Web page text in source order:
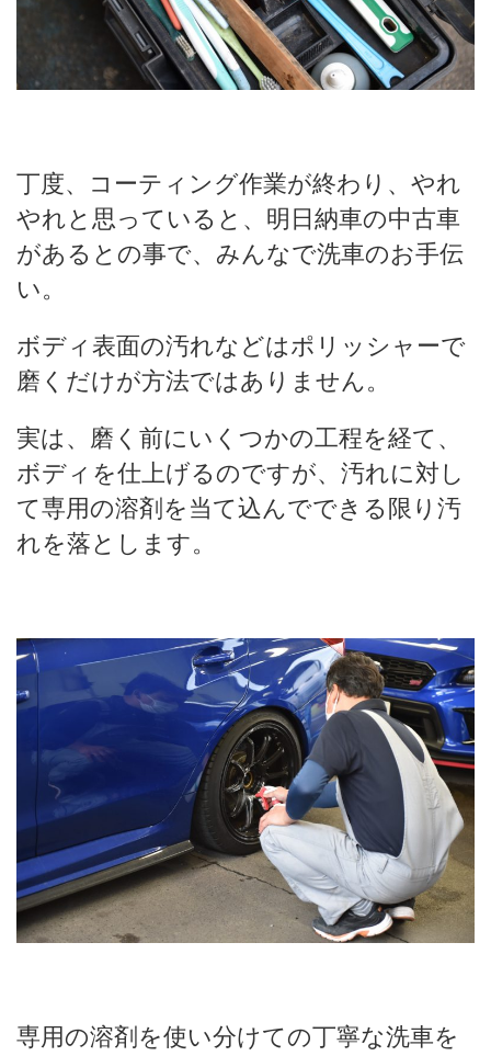
丁度、コーティング作業が終わり、やれ
やれと思っていると、明日納車の中古車
があるとの事で、みんなで洗車のお手伝
い。
ボディ表面の汚れなどはポリッシャーで
磨くだけが方法ではありません。
実は、磨く前にいくつかの工程を経て、
ボディを仕上げるのですが、汚れに対し
て専用の溶剤を当て込んでできる限り汚
れを落とします。
専用の溶剤を使い分けての丁寧な洗車を